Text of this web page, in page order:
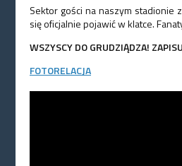
Sektor gości na naszym stadionie
się oficjalnie pojawić w klatce.
WSZYSCY DO GRUDZIĄDZA!
FOTORELACJA